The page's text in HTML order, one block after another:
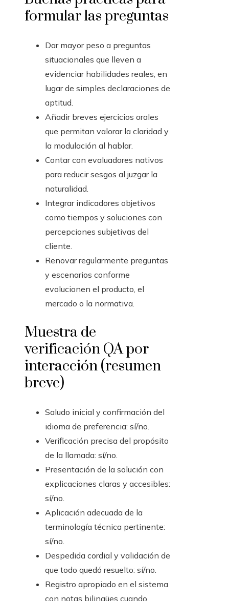
formular las preguntas
Dar mayor peso a preguntas
situacionales que lleven a
evidenciar habilidades reales, en
lugar de simples declaraciones de
aptitud.
Añadir breves ejercicios orales
que permitan valorar la claridad y
la modulación al hablar.
Contar con evaluadores nativos
para reducir sesgos al juzgar la
naturalidad.
Integrar indicadores objetivos
como tiempos y soluciones con
percepciones subjetivas del
cliente.
Renovar regularmente preguntas
y escenarios conforme
evolucionen el producto, el
mercado o la normativa.
Muestra de
verificación QA por
interacción (resumen
breve)
Saludo inicial y confirmación del
idioma de preferencia: sí/no.
Verificación precisa del propósito
de la llamada: sí/no.
Presentación de la solución con
explicaciones claras y accesibles:
sí/no.
Aplicación adecuada de la
terminología técnica pertinente:
sí/no.
Despedida cordial y validación de
que todo quedó resuelto: sí/no.
Registro apropiado en el sistema
con notas bilingües cuando